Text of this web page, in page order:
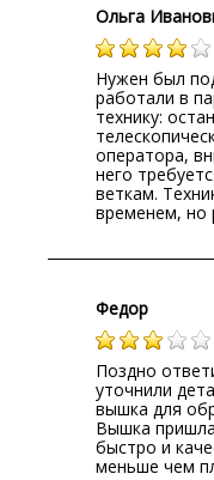
Ольга
Нужен был
работали в
технику:
оператора,
него
веткам.
временем, но
Федор
Поздно
уточнили
вышка для
Вышка
быстро и
меньше чем